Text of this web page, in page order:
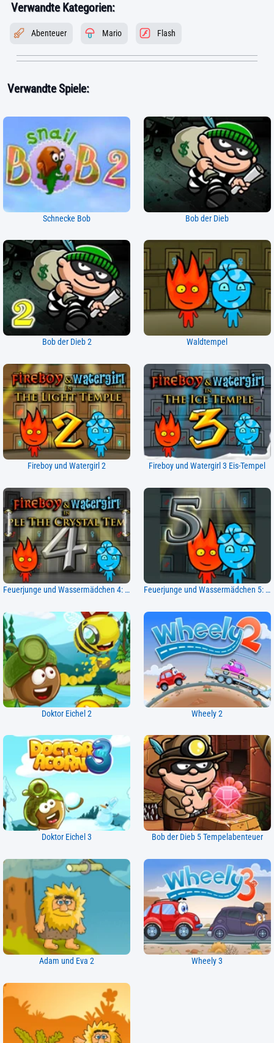
Verwandte Kategorien:
Abenteuer Mario Flash
Verwandte Spiele:
Schnecke Bob Bob der Dieb
Bob der Dieb 2 Waldtempel
Fireboy und Watergirl 2 Fireboy und Watergirl 3 Eis-Tempel
Feuerjunge und Wassermädchen 4: Kristalltempel Feuerjunge und Wassermädchen 5: Elemente
Doktor Eichel 2 Wheely 2
Doktor Eichel 3 Bob der Dieb 5 Tempelabenteuer
Adam und Eva 2 Wheely 3